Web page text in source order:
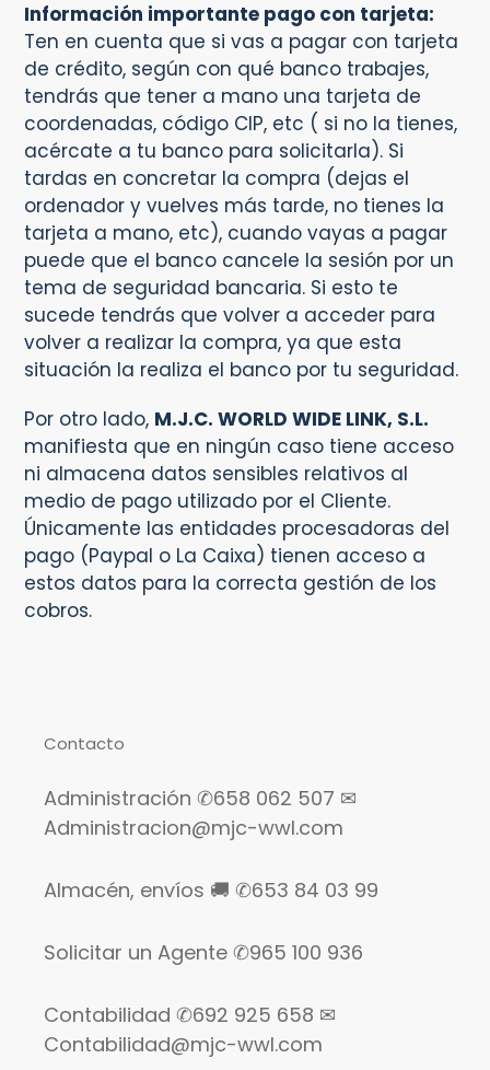
Información importante pago con tarjeta:
Ten en cuenta que si vas a pagar con tarjeta
de crédito, según con qué banco trabajes,
tendrás que tener a mano una tarjeta de
coordenadas, código CIP, etc ( si no la tienes,
acércate a tu banco para solicitarla). Si
tardas en concretar la compra (dejas el
ordenador y vuelves más tarde, no tienes la
tarjeta a mano, etc), cuando vayas a pagar
puede que el banco cancele la sesión por un
tema de seguridad bancaria. Si esto te
sucede tendrás que volver a acceder para
volver a realizar la compra, ya que esta
situación la realiza el banco por tu seguridad.
Por otro lado, M.J.C. WORLD WIDE LINK, S.L.
manifiesta que en ningún caso tiene acceso
ni almacena datos sensibles relativos al
medio de pago utilizado por el Cliente.
Únicamente las entidades procesadoras del
pago (Paypal o La Caixa) tienen acceso a
estos datos para la correcta gestión de los
cobros.
Contacto
Administración ✆658 062 507 ✉
Administracion@mjc-wwl.com
Almacén, envíos 🚚 ✆653 84 03 99
Solicitar un Agente ✆965 100 936
Contabilidad ✆692 925 658 ✉
Contabilidad@mjc-wwl.com